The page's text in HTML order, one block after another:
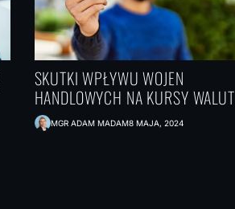
SKUTKI WPŁYWU WOJEN
HANDLOWYCH NA KURSY WALUT
MGR ADAM MADAM8 MAJA, 2024